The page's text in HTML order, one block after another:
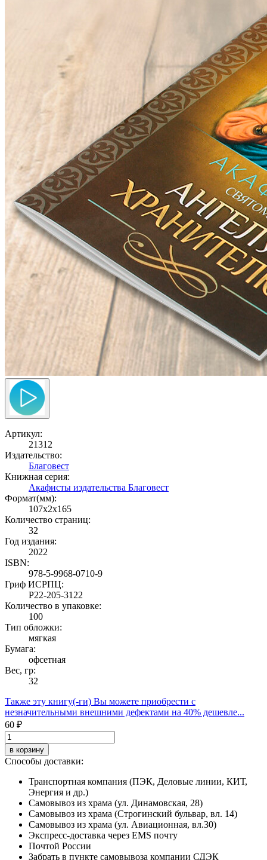
Артикул:
21312
Издательство:
Благовест
Книжная серия:
Акафисты издательства Благовест
Формат(мм):
107x2x165
Количество страниц:
32
Год издания:
2022
ISBN:
978-5-9968-0710-9
Гриф ИСРПЦ:
Р22-205-3122
Количество в упаковке:
100
Тип обложки:
мягкая
Бумага:
офсетная
Вес, гр:
32
Также эту книгу(-ги) Вы можете приобрести с
незначительными внешними дефектами на 40% дешевле...
60 ₽
в корзину
Способы доставки:
Транспортная компания (ПЭК, Деловые линии, КИТ,
Энергия и др.)
Самовывоз из храма (ул. Динамовская, 28)
Самовывоз из храма (Строгинский бульвар, вл. 14)
Самовывоз из храма (ул. Авиационная, вл.30)
Экспресс-доставка через EMS почту
Почтой России
Забрать в пункте самовывоза компании СДЭК